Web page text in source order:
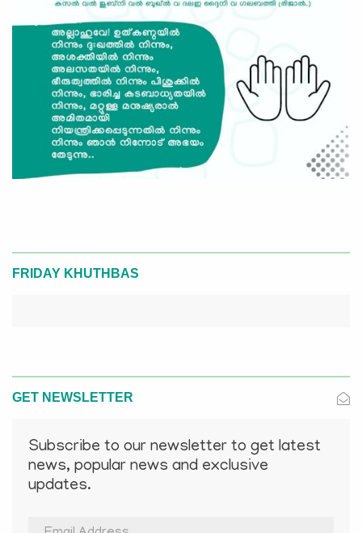
FRIDAY KHUTHBAS
GET NEWSLETTER
Subscribe to our newsletter to get latest
news, popular news and exclusive
updates.